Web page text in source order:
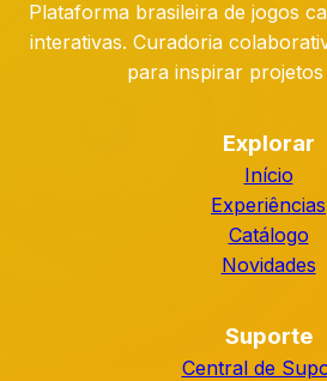
Plataforma brasileira de jogos
interativas. Curadoria
para inspirar
Explorar
Início
Experiências
Catálogo
Novidades
Suporte
Central de